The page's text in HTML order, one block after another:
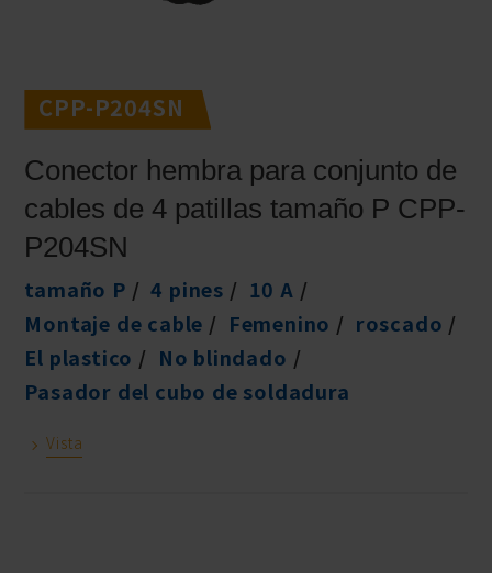
CPP-P204SN
Conector hembra para conjunto de
cables de 4 patillas tamaño P CPP-
P204SN
tamaño P 4 pines
10 A
Montaje de cable
Femenino
roscado
El plastico
No blindado
Pasador del cubo de soldadura
Vista